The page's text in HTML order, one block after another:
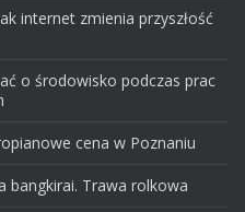
internet zmienia przyszłość
o środowisko podczas prac
cena w Poznaniu
bangkirai. Trawa rolkowa